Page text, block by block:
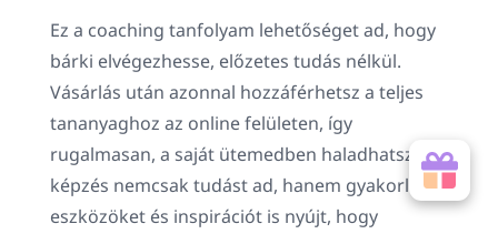
Ez a coaching tanfolyam lehetőséget ad, hogy
bárki elvégezhesse, előzetes tudás nélkül.
Vásárlás után azonnal hozzáférhetsz a teljes
tananyaghoz az online felületen, így
rugalmasan, a saját ütemedben haladhatsz. A
képzés nemcsak tudást ad, hanem gyakorlati
eszközöket és inspirációt is nyújt, hogy